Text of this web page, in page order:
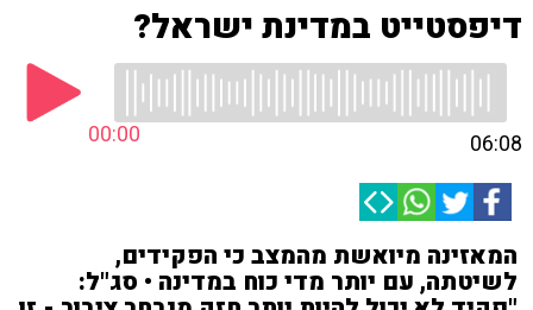
דיפסטייט במדינת ישראל?
00:00 06:08
המאזינה מיואשת מהמצב כי הפקידים,
לשיטתה, עם יותר מדי כוח במדינה • סג"ל: